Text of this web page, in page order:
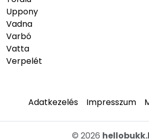
Uppony
Vadna
Varbó
Vatta
Verpelét
Adatkezelés Impresszum
© 2026